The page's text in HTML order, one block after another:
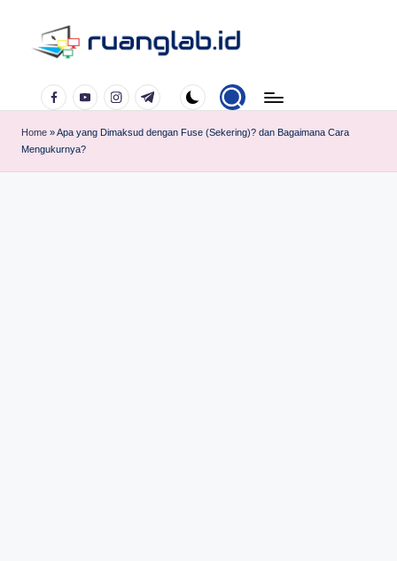
Klik
Manfaat
FacebookYouTubeInstagramTelegram
Home »Apa yang Dimaksud dengan Fuse (Sekering)? dan Bagaimana Cara
Mengukurnya?